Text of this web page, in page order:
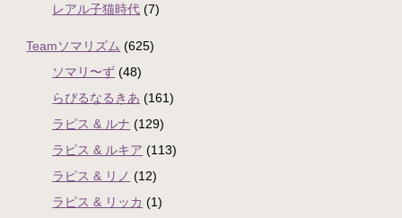
レアル子猫時代 (7)
Teamソマリズム (625)
ソマリ〜ず (48)
らぴるなるきあ (161)
ラピス & ルナ (129)
ラピス & ルキア (113)
ラピス & リノ (12)
ラピス & リッカ (1)